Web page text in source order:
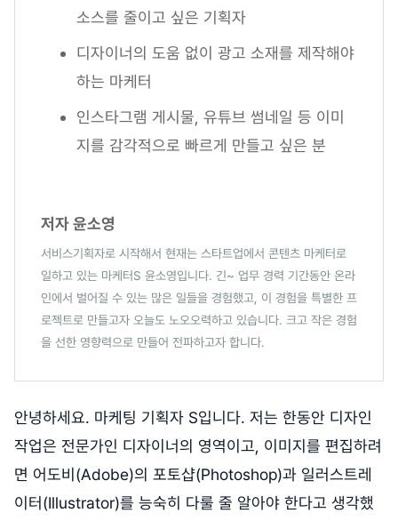
소스를 줄이고 싶은 기획자
디자이너의 도움 없이 광고 소재를 제작해야
하는 마케터
인스타그램 게시물, 유튜브 썸네일 등 이미
지를 감각적으로 빠르게 만들고 싶은 분
저자 윤소영
서비스기획자로 시작해서 현재는 스타트업에서 콘텐츠 마케터로
일하고 있는 마케터S 윤소영입니다. 긴~ 업무 경력 기간동안 온라
인에서 벌어질 수 있는 많은 일들을 경험했고, 이 경험을 특별한 프
로젝트로 만들고자 오늘도 노오오력하고 있습니다. 크고 작은 경험
을 선한 영향력으로 만들어 전파하고자 합니다.
안녕하세요. 마케팅 기획자 S입니다. 저는 한동안 디자인
작업은 전문가인 디자이너의 영역이고, 이미지를 편집하려
면 어도비(Adobe)의 포토샵(Photoshop)과 일러스트레
이터(Illustrator)를 능숙히 다룰 줄 알아야 한다고 생각했